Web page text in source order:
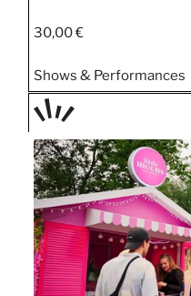
30,00 €
Shows & Performances
TAGE
STIPP